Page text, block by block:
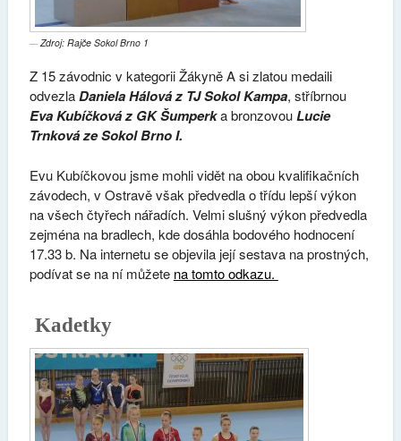
Zdroj: Rajče Sokol Brno 1
Z 15 závodnic v kategorii Žákyně A si zlatou medaili
odvezlaDaniela Hálová z TJ Sokol Kampa, stříbrnou
Eva Kubíčková z GK Šumperka bronzovouLucie
Trnková ze Sokol Brno I.
Evu Kubíčkovou jsme mohli vidět na obou kvalifikačních
závodech, v Ostravě však předvedla o třídu lepší výkon
na všech čtyřech nářadích. Velmi slušný výkon předvedla
zejména na bradlech, kde dosáhla bodového hodnocení
17.33 b. Na internetu se objevila její sestava na prostných,
podívat se na ní můžete na tomto odkazu.
Kadetky